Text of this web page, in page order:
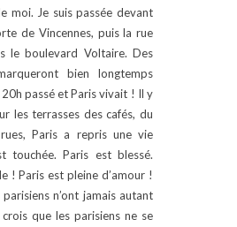
moi. Je suis passée devant
de Vincennes, puis la rue
le boulevard Voltaire. Des
bien longtemps
passé et Paris vivait ! Il y
les terrasses des cafés, du
Paris a repris une vie
touchée. Paris est blessé.
! Paris est pleine d’amour !
n’ont jamais autant
que les parisiens ne se